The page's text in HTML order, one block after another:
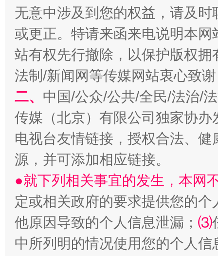
揭开“小金库”的免责幌子
受贿1.44亿！段成刚被判无期 从幼
无意中涉及到您的权益，请及
或更正。特请来函来电说明本
站有权先行撤除，以保护版权
法制/新闻网等传媒网站衷心致
二、 中国/公众/公共/全民/法治/
传媒（北京）有限公司独家协
电视台友情链接，授权合法、
源，并可添加相应链接。
●就下列相关事宜的发生，本网
定或相关政府的要求提供您的个
他原因导致的个人信息泄漏； ⑶
中所列明的情况使用您的个人